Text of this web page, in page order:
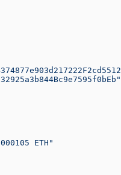
ETH"